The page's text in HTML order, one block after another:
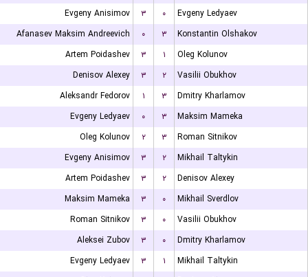
Evgeny Anisimov
۳ ۰
Evgeny Ledyaev
Afanasev Maksim Andreevich
۰ ۳
Konstantin Olshakov
Artem Poidashev
۳ ۱
Oleg Kolunov
Denisov Alexey
۳ ۲
Vasilii Obukhov
Aleksandr Fedorov
۱ ۳
Dmitry Kharlamov
Evgeny Ledyaev
۰ ۳
Maksim Mameka
Oleg Kolunov
۲ ۳
Roman Sitnikov
Evgeny Anisimov
۳ ۲
Mikhail Taltykin
Artem Poidashev
۳ ۲
Denisov Alexey
Maksim Mameka
۳ ۰
Mikhail Sverdlov
Roman Sitnikov
۳ ۰
Vasilii Obukhov
Aleksei Zubov
۳ ۰
Dmitry Kharlamov
Evgeny Ledyaev
۳ ۱
Mikhail Taltykin